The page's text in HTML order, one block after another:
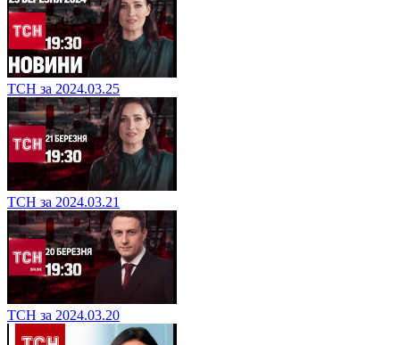
ТСН за 2024.03.25
ТСН за 2024.03.21
ТСН за 2024.03.20